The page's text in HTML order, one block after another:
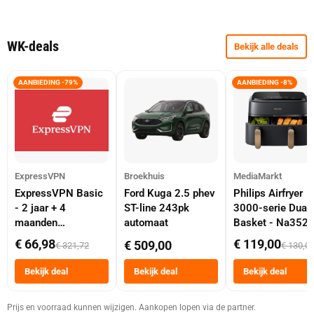
WK-deals Bekijk alle deals
AANBIEDING -79%
ExpressVPN
ExpressVPN Basic
- 2 jaar + 4
maanden
abonnement
€ 66,98€ 321,72
Bekijk deal
Broekhuis
Ford Kuga 2.5 phev
ST-line 243pk
automaat
€ 509,00
Bekijk deal
AANBIEDING -8%
MediaMarkt
Philips Airfryer
3000-serie Dual
Basket -
Dubbele Mand 9
Tot 6 Personen
Heteluchtfriteuse
Zwart
€ 119,00€ 130,00
Bekijk deal
Prijs en voorraad kunnen wijzigen. Aankopen lopen via de partner.